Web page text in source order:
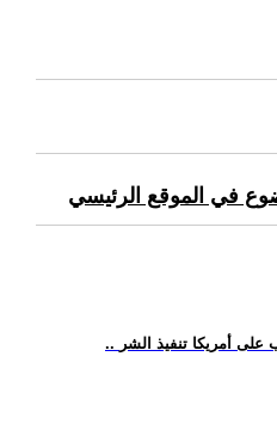
في الموقع الرئيسي
على أمريكا تنفيذ الشر